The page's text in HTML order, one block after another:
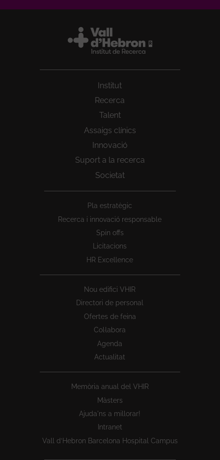
Institut
Recerca
Talent
Assaigs clínics
Innovació
Suport a la recerca
Societat
Pla estratègic
Recerca i innovació responsable
Spin offs
Licitacions
HR Excellence
Nou edifici VHIR
Directori de personal
Ofertes de feina
Col·labora
Agenda
Actualitat
Memòria anual del VHIR
Màsters
Ajuda'ns a millorar!
Intranet
Vall d’Hebron Barcelona Hospital Campus